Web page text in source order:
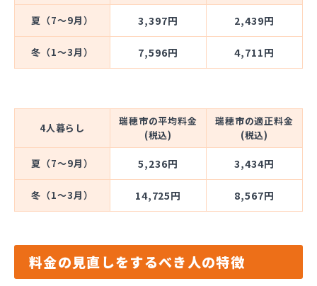
夏（7～9月） 3,397円 2,439円
冬（1～3月） 7,596円 4,711円
4人暮らし
瑞穂市の平均料金
(税込)
瑞穂市の適正料金
(税込)
夏（7～9月） 5,236円 3,434円
冬（1～3月） 14,725円 8,567円
料金の見直しをするべき人の特徴